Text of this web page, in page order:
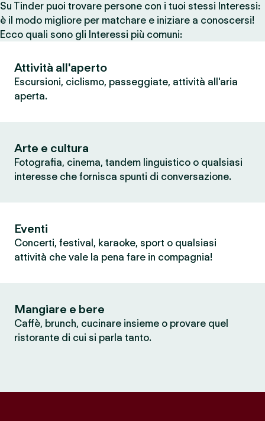
Su Tinder puoi trovare persone con i tuoi stessi Interessi:
è il modo migliore per matchare e iniziare a conoscersi!
Ecco quali sono gli Interessi più comuni:
Attività all'aperto
Escursioni, ciclismo, passeggiate, attività all'aria
aperta.
Arte e cultura
Fotografia, cinema, tandem linguistico o qualsiasi
interesse che fornisca spunti di conversazione.
Eventi
Concerti, festival, karaoke, sport o qualsiasi
attività che vale la pena fare in compagnia!
Mangiare e bere
Caffè, brunch, cucinare insieme o provare quel
ristorante di cui si parla tanto.